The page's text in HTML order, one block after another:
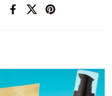
FacebookX (Twitter)Pinterest